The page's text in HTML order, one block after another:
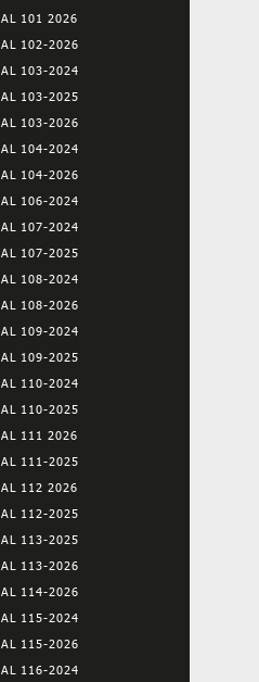
101 2026
102-2026
103-2024
103-2025
103-2026
104-2024
104-2026
106-2024
107-2024
107-2025
108-2024
108-2026
109-2024
109-2025
110-2024
110-2025
111 2026
111-2025
112 2026
112-2025
113-2025
113-2026
114-2026
115-2024
115-2026
116-2024